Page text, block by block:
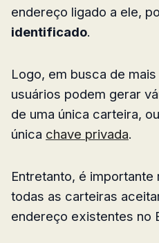
endereço ligado a ele,
identificado.
Logo, em busca de
usuários podem gerar
de uma única carteira,
única chave privada.
Entretanto, é importante
todas as carteiras
endereço existentes no